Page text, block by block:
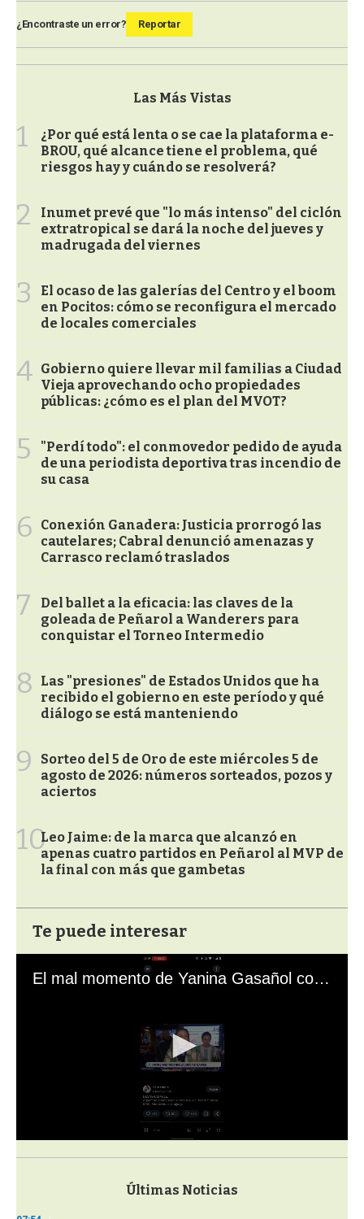
¿Encontraste un error? Reportar
Las Más Vistas
1
¿Por qué está lenta o se cae la plataforma e-
BROU, qué alcance tiene el problema, qué
riesgos hay y cuándo se resolverá?
2
Inumet prevé que "lo más intenso" del ciclón
extratropical se dará la noche del jueves y
madrugada del viernes
3
El ocaso de las galerías del Centro y el boom
en Pocitos: cómo se reconfigura el mercado
de locales comerciales
4 Gobierno quiere llevar mil familias a Ciudad
Vieja aprovechando ocho propiedades
públicas: ¿cómo es el plan del MVOT?
5
"Perdí todo": el conmovedor pedido de ayuda
de una periodista deportiva tras incendio de
su casa
6
Conexión Ganadera: Justicia prorrogó las
cautelares; Cabral denunció amenazas y
Carrasco reclamó traslados
7
Del ballet a la eficacia: las claves de la
goleada de Peñarol a Wanderers para
conquistar el Torneo Intermedio
8
Las "presiones" de Estados Unidos que ha
recibido el gobierno en este período y qué
diálogo se está manteniendo
9
Sorteo del 5 de Oro de este miércoles 5 de
agosto de 2026: números sorteados, pozos y
aciertos
10Leo Jaime: de la marca que alcanzó en
apenas cuatro partidos en Peñarol al MVP de
la final con más que gambetas
Te puede interesar
El mal momento de Yanina Gasañol con un hincha argentino en "Subrayado"
s
Últimas Noticias